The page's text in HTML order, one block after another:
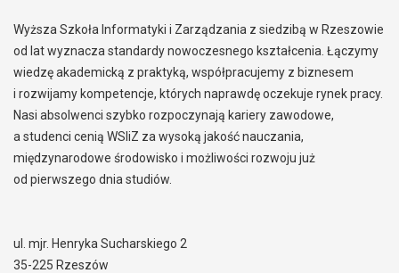
Wyższa Szkoła Informatyki i Zarządzania z siedzibą w Rzeszowie
od lat wyznacza standardy nowoczesnego kształcenia. Łączymy
wiedzę akademicką z praktyką, współpracujemy z biznesem
i rozwijamy kompetencje, których naprawdę oczekuje rynek pracy.
Nasi absolwenci szybko rozpoczynają kariery zawodowe,
a studenci cenią WSIiZ za wysoką jakość nauczania,
międzynarodowe środowisko i możliwości rozwoju już
od pierwszego dnia studiów.
ul. mjr. Henryka Sucharskiego 2
35-225 Rzeszów